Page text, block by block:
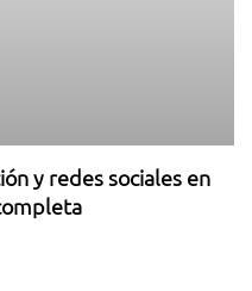
y redes sociales en